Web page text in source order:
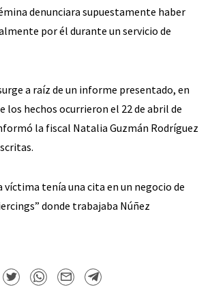
denunciara supuestamente haber
por él durante un servicio de
a raíz de un informe presentado, en
los hechos ocurrieron el 22 de abril de
la fiscal Natalia Guzmán Rodríguez
víctima tenía una cita en un negocio de
donde trabajaba Núñez